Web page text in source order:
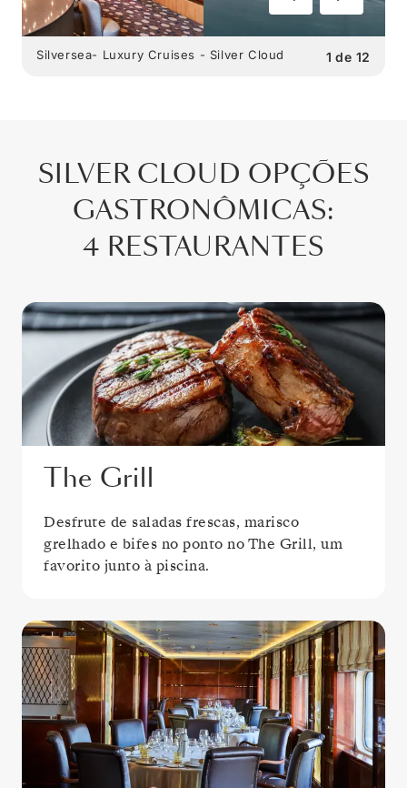
1 de 12
Silversea- Luxury Cruises - Silver Cloud
SILVER CLOUD OPÇÕES
GASTRONÔMICAS:
4 RESTAURANTES
The Grill
Desfrute de saladas frescas, marisco
grelhado e bifes no ponto no The Grill, um
favorito junto à piscina.